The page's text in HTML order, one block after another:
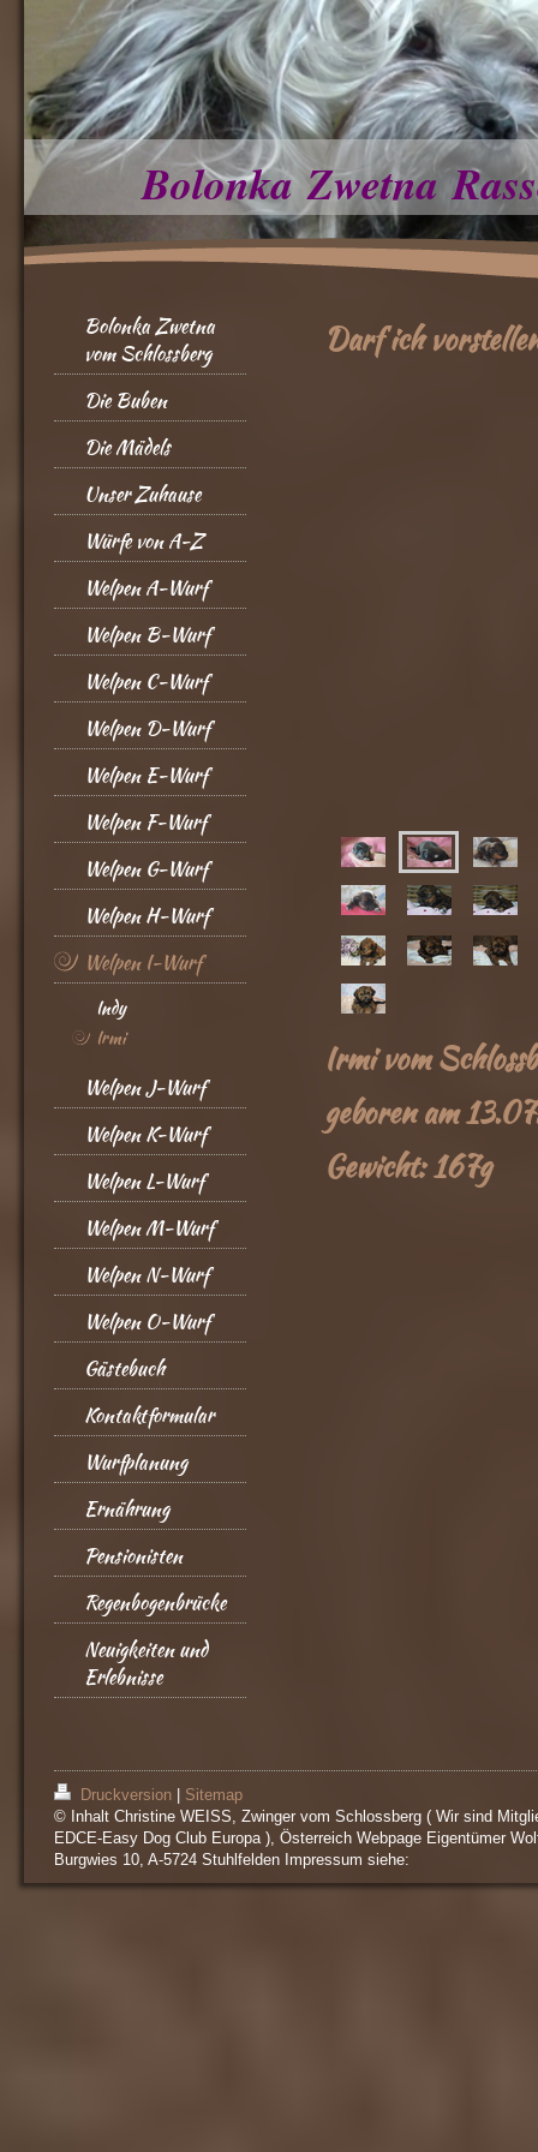
Bolonka Zwetna
Bolonka Zwetna
vom Schlossberg
Die Buben
Die Mädels
Unser Zuhause
Würfe von A-Z
Welpen A-Wurf
Welpen B-Wurf
Welpen C-Wurf
Welpen D-Wurf
Welpen E-Wurf
Welpen F-Wurf
Welpen G-Wurf
Welpen H-Wurf
Welpen I-Wurf
Indy
Irmi
Welpen J-Wurf
Welpen K-Wurf
Welpen L-Wurf
Welpen M-Wurf
Welpen N-Wurf
Welpen O-Wurf
Gästebuch
Kontaktformular
Wurfplanung
Ernährung
Pensionisten
Regenbogenbrücke
Neuigkeiten und
Erlebnisse
Darf ich
Irmi vom
geboren am
Gewicht: 167g
Druckversion
Sitemap
© Inhalt Christine WEISS, Zwinger vom Schlossberg ( Wir sind
EDCE-Easy Dog Club Europa ), Österreich Webpage Eigentümer
Burgwies 10, A-5724 Stuhlfelden Impressum siehe: